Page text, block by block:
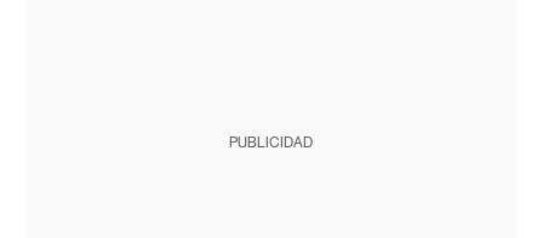
PUBLICIDAD